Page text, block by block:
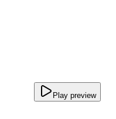
Play preview